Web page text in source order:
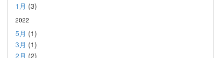
1月 (3)
2022
5月 (1)
3月 (1)
2月 (2)